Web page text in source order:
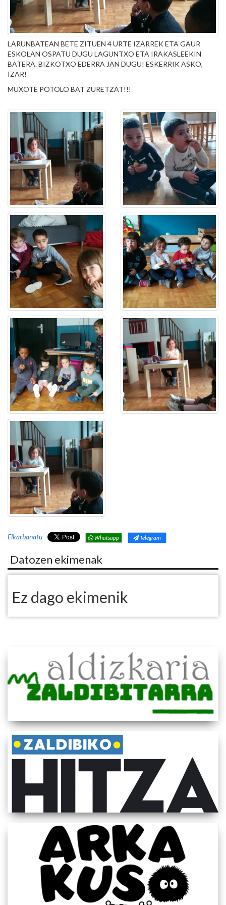
LARUNBATEAN BETE ZITUEN 4 URTE IZARREK ETA GAUR
ESKOLAN OSPATU DUGU LAGUNTXO ETA IRAKASLEEKIN
BATERA. BIZKOTXO EDERRA JAN DUGU! ESKERRIK ASKO,
IZAR!
MUXOTE POTOLO BAT ZURETZAT!!!
Elkarbanatu Whatsapp Telegram
Datozen ekimenak
Ez dago ekimenik